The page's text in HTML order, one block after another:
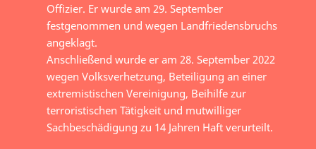
Offizier. Er wurde am 29. September
festgenommen und wegen Landfriedensbruchs
angeklagt.
Anschließend wurde er am 28. September 2022
wegen Volksverhetzung, Beteiligung an einer
extremistischen Vereinigung, Beihilfe zur
terroristischen Tätigkeit und mutwilliger
Sachbeschädigung zu 14 Jahren Haft verurteilt.